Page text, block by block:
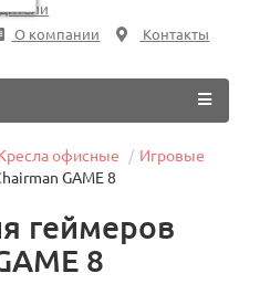
О компании Контакты
офисные
Игровые
GAME 8
геймеров
8